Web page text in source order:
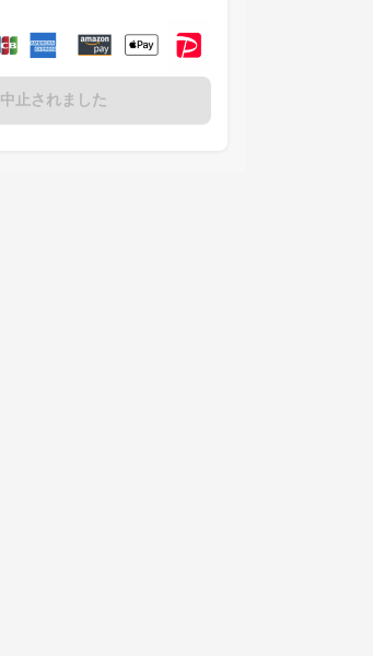
中止されました